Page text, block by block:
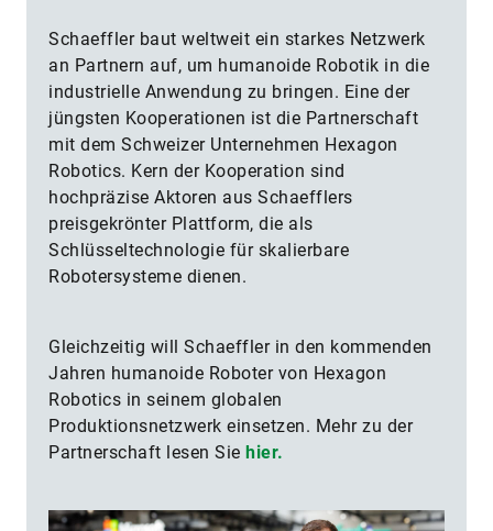
Schaeffler baut weltweit ein starkes Netzwerk
an Partnern auf, um humanoide Robotik in die
industrielle Anwendung zu bringen. Eine der
jüngsten Kooperationen ist die Partnerschaft
mit dem Schweizer Unternehmen Hexagon
Robotics. Kern der Kooperation sind
hochpräzise Aktoren aus Schaefflers
preisgekrönter Plattform, die als
Schlüsseltechnologie für skalierbare
Robotersysteme dienen.
Gleichzeitig will Schaeffler in den kommenden
Jahren humanoide Roboter von Hexagon
Robotics in seinem globalen
Produktionsnetzwerk einsetzen. Mehr zu der
Partnerschaft lesen Sie hier.